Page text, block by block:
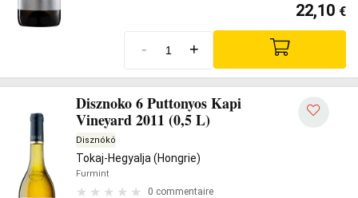
22,10 €
- +
Disznoko 6 Puttonyos Kapi
Vineyard 2011 (0,5 L)
Disznókó
Tokaj-Hegyalja (Hongrie)
Furmint
0 commentaire